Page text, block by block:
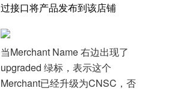
过接口将产品发布到该店铺
当Merchant Name 右边出现了
upgraded 绿标，表示这个
Merchant已经升级为CNSC，否